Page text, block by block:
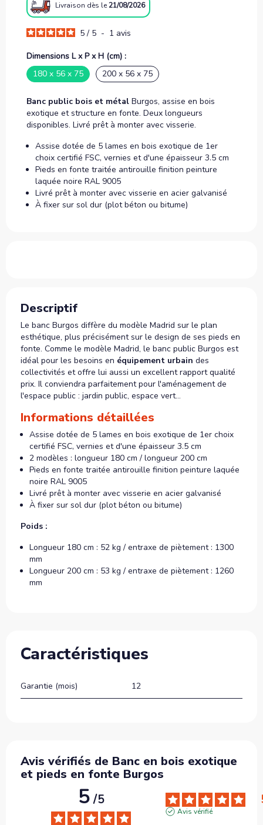
Livraison dès le21/08/2026
5 / 5 - 1 avis
Dimensions L x P x H (cm) :
180 x 56 x 75
200 x 56 x 75
Banc public bois et métal Burgos, assise en bois
exotique et structure en fonte. Deux longueurs
disponibles. Livré prêt à monter avec visserie.
Assise dotée de 5 lames en bois exotique de 1er
choix certifié FSC, vernies et d'une épaisseur 3.5 cm
Pieds en fonte traitée antirouille finition peinture
laquée noire RAL 9005
Livré prêt à monter avec visserie en acier galvanisé
À fixer sur sol dur (plot béton ou bitume)
Descriptif
Le banc Burgos diffère du modèle Madrid sur le plan
esthétique, plus précisément sur le design de ses pieds en
fonte. Comme le modèle Madrid, le banc public Burgos est
idéal pour les besoins en équipement urbain des
collectivités et offre lui aussi un excellent rapport qualité
prix. Il conviendra parfaitement pour l'aménagement de
l'espace public : jardin public, espace vert...
Informations détaillées
Assise dotée de 5 lames en bois exotique de 1er choix
certifié FSC, vernies et d'une épaisseur 3.5 cm
2 modèles : longueur 180 cm / longueur 200 cm
Pieds en fonte traitée antirouille finition peinture laquée
noire RAL 9005
Livré prêt à monter avec visserie en acier galvanisé
À fixer sur sol dur (plot béton ou bitume)
Poids :
Longueur 180 cm : 52 kg / entraxe de piètement : 1300
mm
Longueur 200 cm : 53 kg / entraxe de piètement : 1260
mm
Caractéristiques
Garantie (mois) 12
Avis vérifiés de Banc en bois exotique
et pieds en fonte Burgos
5/5
Avis vérifié